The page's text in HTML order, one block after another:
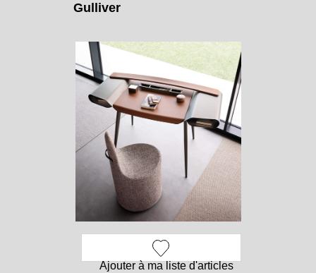
Ajouter à ma liste d'articles
Gulliver